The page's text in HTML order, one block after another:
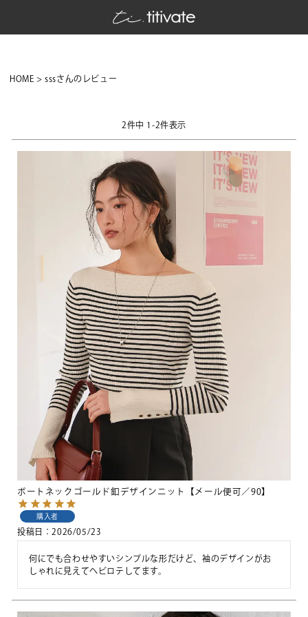
HOME sssさんのレビュー
2件中 1 -2件表示
ボートネックゴールド釦デザインニット【メール便可／90】
購入者
投稿日 2026/05/23
何にでも合わせやすいシンプルな形だけど、袖のデザインがお
しゃれに見えてヘビロテしてます。